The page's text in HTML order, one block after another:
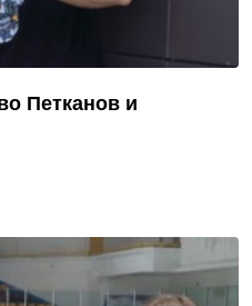
Петканов и